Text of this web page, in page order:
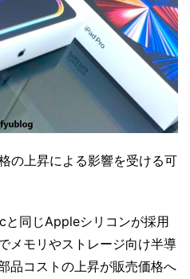
の上昇による影響を受ける可
同じAppleシリコンが採用
メモリやストレージ向け半導
品コストの上昇が販売価格へ